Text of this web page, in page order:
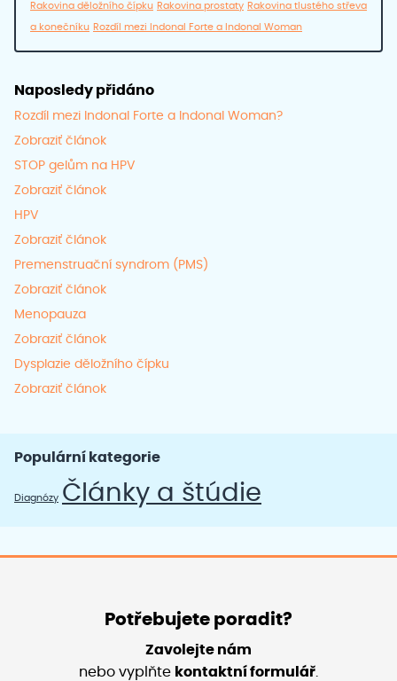
Rakovina děložního čípku Rakovina prostaty Rakovina tlustého střeva
a konečníku Rozdíl mezi Indonal Forte a Indonal Woman
Naposledy přidáno
Rozdíl mezi Indonal Forte a Indonal Woman?
Zobraziť článok
STOP gelům na HPV
Zobraziť článok
HPV
Zobraziť článok
Premenstruační syndrom (PMS)
Zobraziť článok
Menopauza
Zobraziť článok
Dysplazie děložního čípku
Zobraziť článok
Populární kategorie
Diagnózy Články a štúdie
Potřebujete poradit?
Zavolejte nám
nebo vyplňte kontaktní formulář.